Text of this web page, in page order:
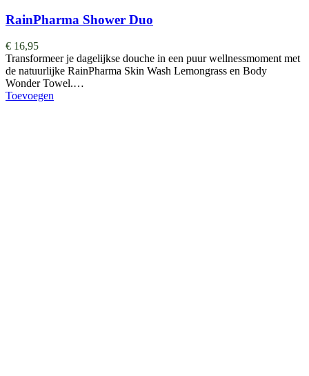
RainPharma Shower Duo
€ 16,95
Transformeer je dagelijkse douche in een puur wellnessmoment met
de natuurlijke RainPharma Skin Wash Lemongrass en Body
Wonder Towel.…
Toevoegen